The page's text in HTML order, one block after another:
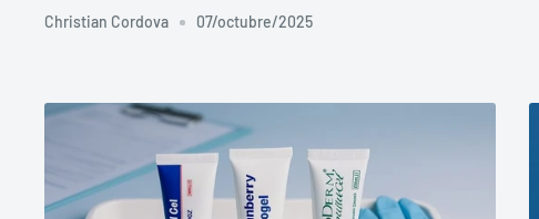
Christian Cordova 07/octubre/2025